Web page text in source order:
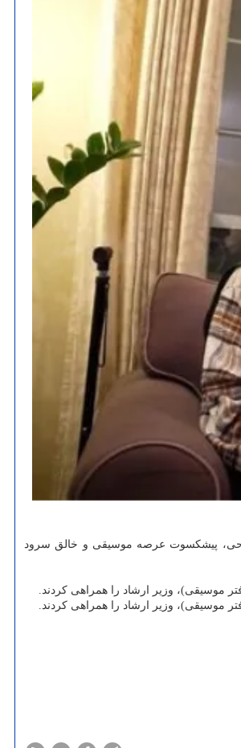
روز شنبه ۱۱ بهمن ۱۴۰۴ به دیدار حسن ریاحی، پیشکسوت عرصه موسیقی و خالق سرود
موسیقی)، وزیر ارشاد را همراهی کردند.
موسیقی)، وزیر ارشاد را همراهی کردند.